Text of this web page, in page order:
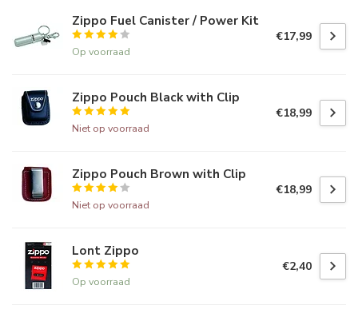
Zippo Fuel Canister / Power Kit
Op voorraad
€17,99
Zippo Pouch Black with Clip
Niet op voorraad
€18,99
Zippo Pouch Brown with Clip
Niet op voorraad
€18,99
Lont Zippo
Op voorraad
€2,40